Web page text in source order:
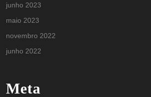
junho 2023
maio 2023
novembro 2022
junho 2022
Meta